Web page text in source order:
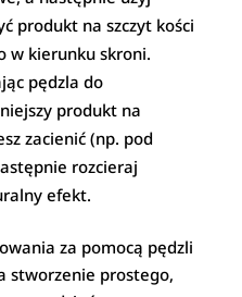
produkt na szczyt kości
w kierunku skroni.
pędzla do
produkt na
zacienić (np. pod
rozcieraj
efekt.
za pomocą pędzli
stworzenie prostego,